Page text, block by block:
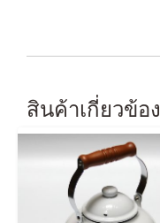
สินค้าเกี่ยวข้อง